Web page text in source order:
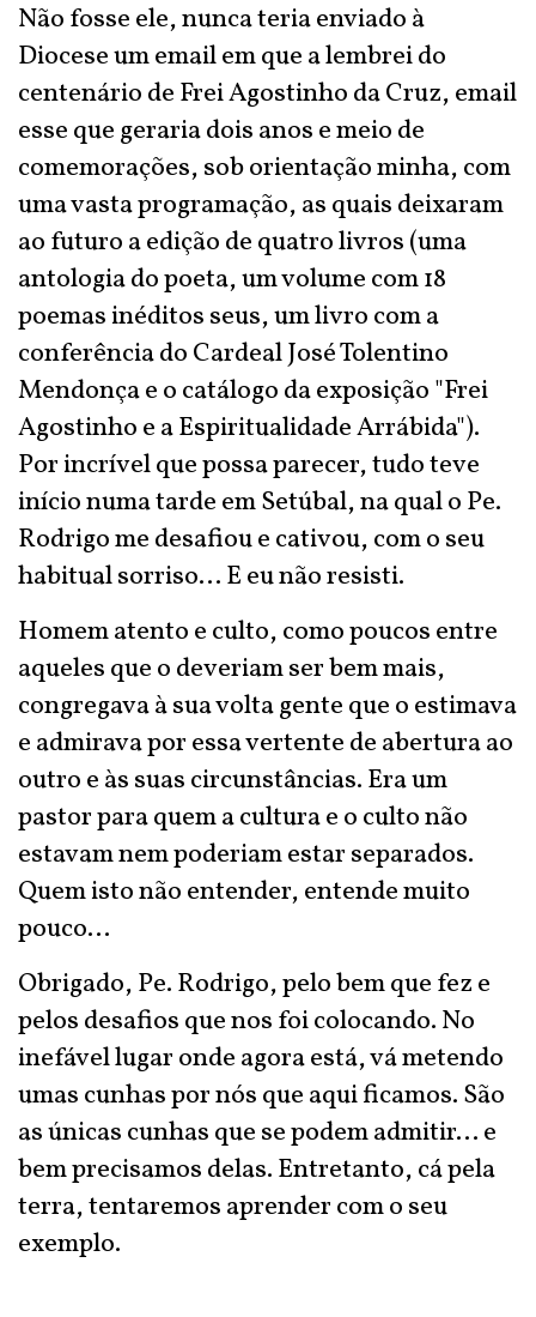
Não fosse ele, nunca teria enviado à
Diocese um email em que a lembrei do
centenário de Frei Agostinho da Cruz, email
esse que geraria dois anos e meio de
comemorações, sob orientação minha, com
uma vasta programação, as quais deixaram
ao futuro a edição de quatro livros (uma
antologia do poeta, um volume com 18
poemas inéditos seus, um livro com a
conferência do Cardeal José Tolentino
Mendonça e o catálogo da exposição "Frei
Agostinho e a Espiritualidade Arrábida").
Por incrível que possa parecer, tudo teve
início numa tarde em Setúbal, na qual o Pe.
Rodrigo me desafiou e cativou, com o seu
habitual sorriso... E eu não resisti.
Homem atento e culto, como poucos entre
aqueles que o deveriam ser bem mais,
congregava à sua volta gente que o estimava
e admirava por essa vertente de abertura ao
outro e às suas circunstâncias. Era um
pastor para quem a cultura e o culto não
estavam nem poderiam estar separados.
Quem isto não entender, entende muito
pouco...
Obrigado, Pe. Rodrigo, pelo bem que fez e
pelos desafios que nos foi colocando. No
inefável lugar onde agora está, vá metendo
umas cunhas por nós que aqui ficamos. São
as únicas cunhas que se podem admitir... e
bem precisamos delas. Entretanto, cá pela
terra, tentaremos aprender com o seu
exemplo.